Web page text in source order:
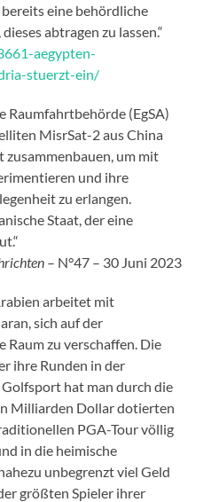
eine behördliche
abtragen zu lassen.“
aegypten-
stuerzt-ein/
Raumfahrtbehörde (EgSA)
MisrSat-2 aus China
zusammenbauen, um mit
und ihre
zu erlangen.
Staat, der eine
– N°47 – 30 Juni 2023
arbeitet mit
sich auf der
zu verschaffen. Die
ihre Runden in der
hat man durch die
Milliarden Dollar dotierten
PGA-Tour völlig
in die heimische
unbegrenzt viel Geld
größten Spieler ihrer